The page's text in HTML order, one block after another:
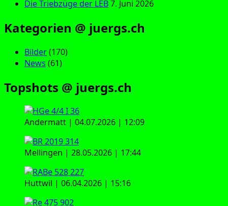
Die Triebzüge der LEB7. Juni 2026
Kategorien @ juergs.ch
Bilder(170)
News (61)
Topshots @ juergs.ch
Andermatt | 04.07.2026 | 12:09
Mellingen | 28.05.2026 | 17:44
Huttwil | 06.04.2026 | 15:16